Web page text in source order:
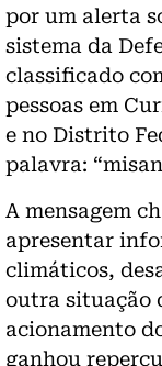
por um alerta
sistema da
classificado
pessoas em
e no Distrito
palavra:
A mensagem
apresentar
climáticos,
outra situação
acionamento
ganhou